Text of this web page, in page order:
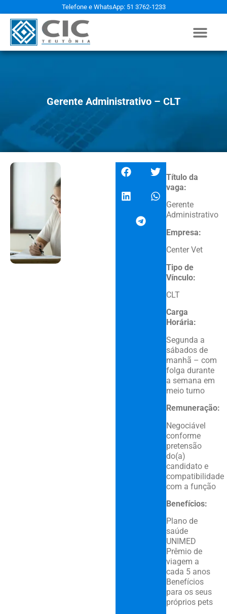
Telefone e WhatsApp: 51 3762-1233
Gerente Administrativo – CLT
Título da
vaga:
Gerente
Administrativo
Empresa:
Center Vet
Tipo de
Vínculo:
CLT
Carga
Horária:
Segunda a
sábados de
manhã – com
folga durante
a semana em
meio turno
Remuneração:
Negociável
conforme
pretensão
do(a)
candidato e
compatibilidade
com a função
Benefícios:
Plano de
saúde
UNIMED
Prêmio de
viagem a
cada 5 anos
Benefícios
para os seus
próprios pets